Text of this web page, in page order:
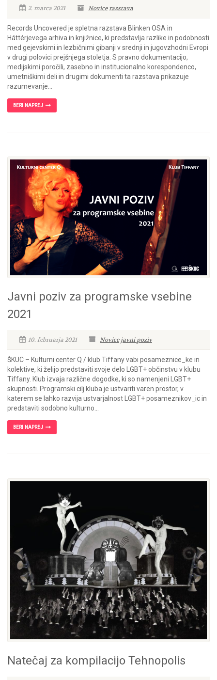
2. marca 2021 Novicerazstava
Records Uncovered je spletna razstava Blinken OSA in
Háttérjevega arhiva in knjižnice, ki predstavlja razlike in podobnosti
med gejevskimi in lezbičnimi gibanji v srednji in jugovzhodni Evropi
v drugi polovici prejšnjega stoletja. S pravno dokumentacijo,
medijskimi poročili, zasebno in institucionalno korespondenco,
umetniškimi deli in drugimi dokumenti ta razstava prikazuje
razumevanje...
BERI NAPREJ
Javni poziv za programske vsebine
2021
10. februarja 2021 Novice javni poziv
ŠKUC – Kulturni center Q / klub Tiffany vabi posameznice_ke in
kolektive, ki želijo predstaviti svoje delo LGBT+ občinstvu v klubu
Tiffany. Klub izvaja različne dogodke, ki so namenjeni LGBT+
skupnosti. Programski cilj kluba je ustvariti varen prostor, v
katerem se lahko razvija ustvarjalnost LGBT+ posameznikov_ic in
predstaviti sodobno kulturno...
BERI NAPREJ
Natečaj za kompilacijo Tehnopolis